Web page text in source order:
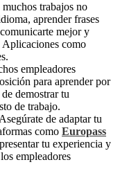
trabajos no
aprender frases
mejor y
Aplicaciones como
empleadores
para aprender por
demostrar tu
de trabajo.
de adaptar tu
como Europass
tu experiencia y
empleadores